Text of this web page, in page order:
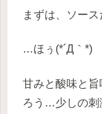
まずは、ソー
…ほぅ(*´Д｀*)
甘みと酸味と
ろう…少しの刺